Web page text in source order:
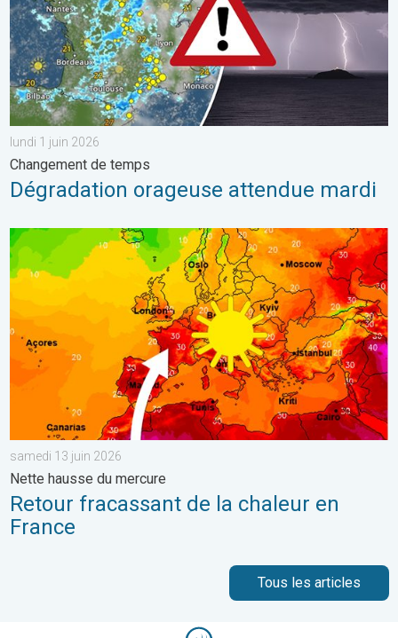
lundi 1 juin 2026
Changement de temps
Dégradation orageuse attendue mardi
Retour fracassant de la chaleur en France. Nette hausse du
samedi 13 juin 2026
Nette hausse du mercure
Retour fracassant de la chaleur en
France
Tous les articles